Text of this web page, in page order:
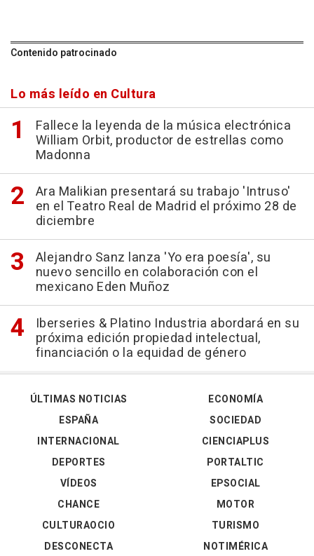
Contenido patrocinado
Lo más leído en Cultura
Fallece la leyenda de la música electrónica
William Orbit, productor de estrellas como
Madonna
Ara Malikian presentará su trabajo 'Intruso'
en el Teatro Real de Madrid el próximo 28 de
diciembre
Alejandro Sanz lanza 'Yo era poesía', su
nuevo sencillo en colaboración con el
mexicano Eden Muñoz
Iberseries & Platino Industria abordará en su
próxima edición propiedad intelectual,
financiación o la equidad de género
ÚLTIMAS NOTICIAS
ESPAÑA
INTERNACIONAL
DEPORTES
VÍDEOS
ECONOMÍA
SOCIEDAD
CIENCIAPLUS
PORTALTIC
EPSOCIAL
CHANCE
CULTURAOCIO
DESCONECTA
MOTOR
TURISMO
NOTIMÉRICA